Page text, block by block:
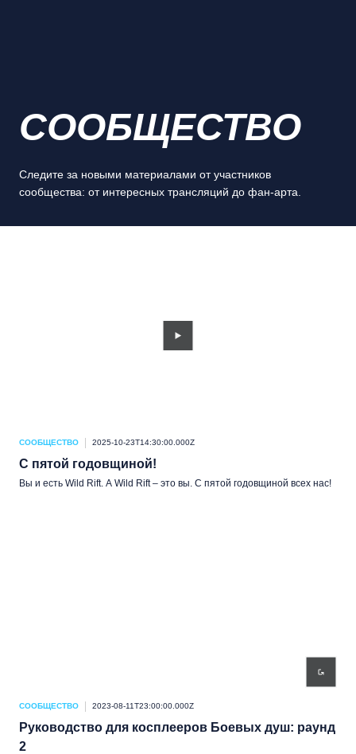
СООБЩЕСТВО
Следите за новыми материалами от участников
сообщества: от интересных трансляций до фан-арта.
СООБЩЕСТВО 2025-10-23T14:30:00.000Z
С пятой годовщиной!
Вы и есть Wild Rift. А Wild Rift – это вы. С пятой годовщиной всех нас!
СООБЩЕСТВО 2023-08-11T23:00:00.000Z
Руководство для косплееров Боевых душ: раунд
2